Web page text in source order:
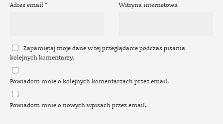
Adres email* Witryna internetowa
Zapamiętaj moje dane w tej przeglądarce podczas pisania
kolejnych komentarzy.
Powiadom mnie o kolejnych komentarzach przez email.
Powiadom mnie o nowych wpisach przez email.